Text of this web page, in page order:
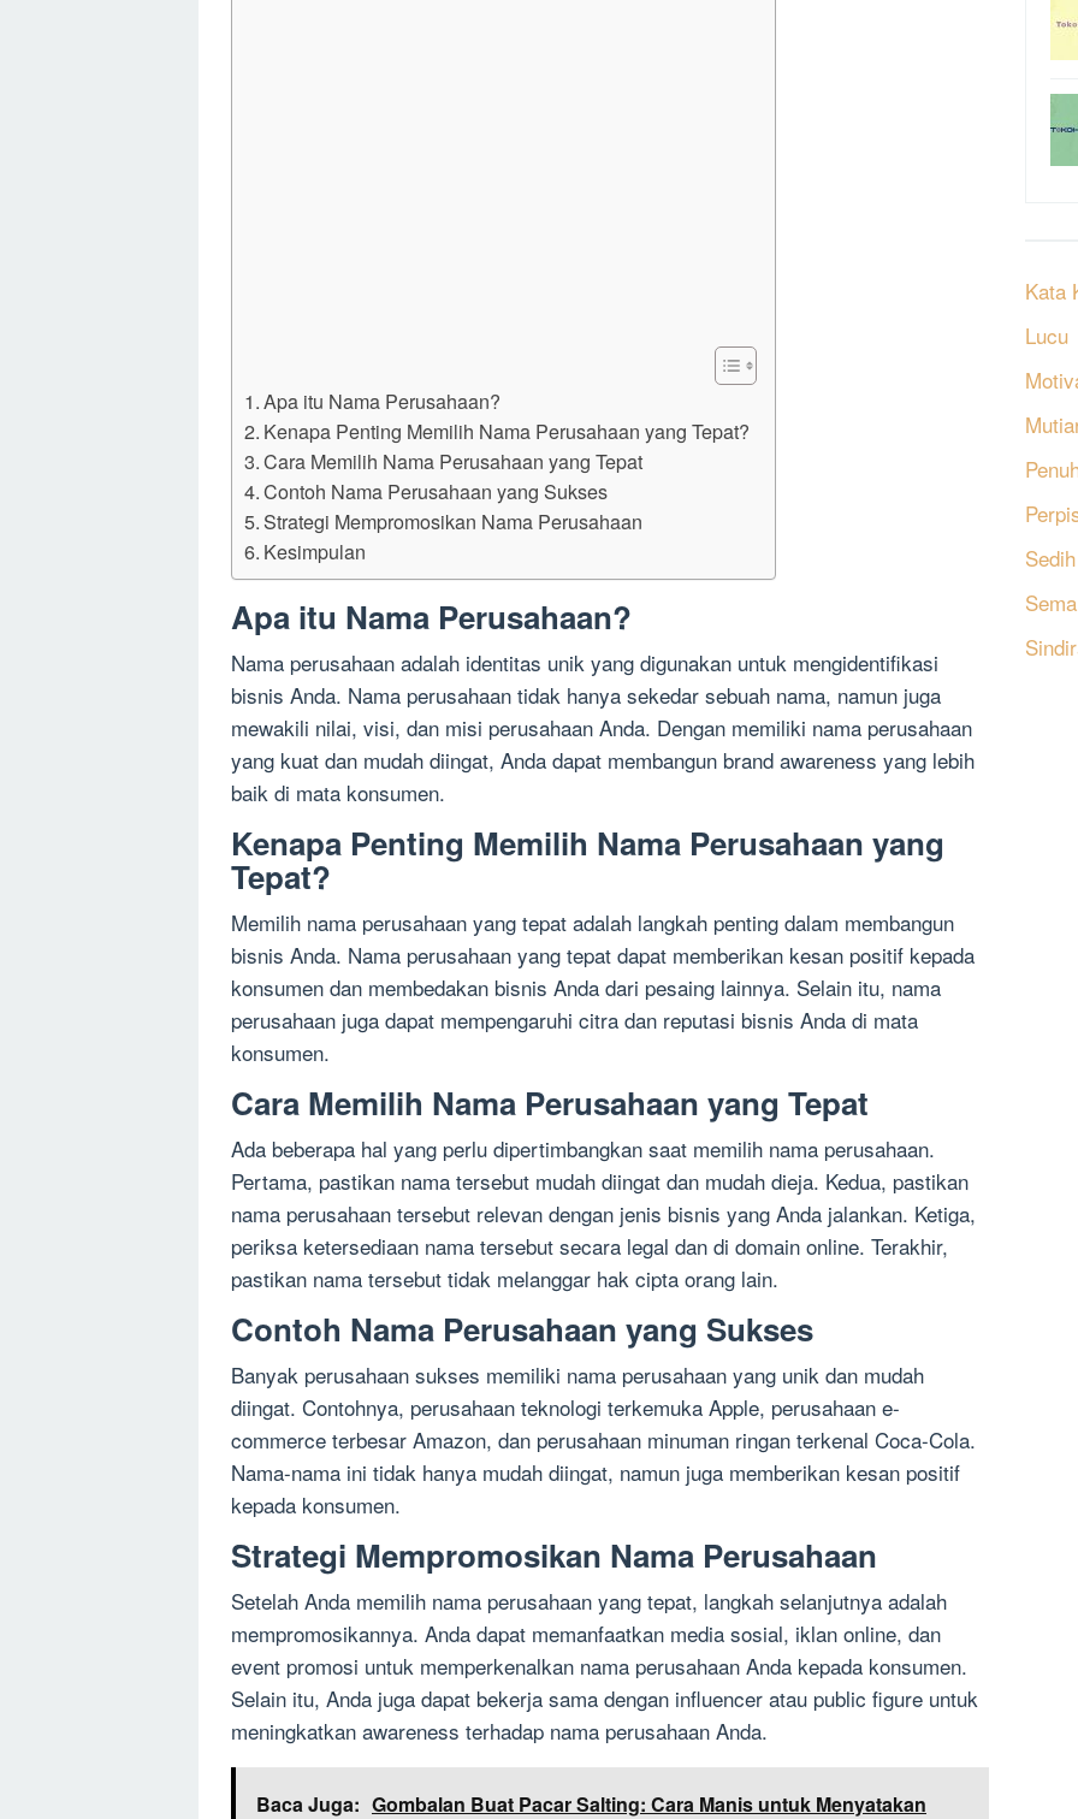
Apa itu Nama Perusahaan?
Kenapa Penting Memilih Nama Perusahaan yang Tepat?
Cara Memilih Nama Perusahaan yang Tepat
Contoh Nama Perusahaan yang Sukses
Strategi Mempromosikan Nama Perusahaan
Kesimpulan
Apa itu Nama Perusahaan?
Nama perusahaan adalah identitas unik yang digunakan untuk mengidentifikasi
bisnis Anda. Nama perusahaan tidak hanya sekedar sebuah nama, namun juga
mewakili nilai, visi, dan misi perusahaan Anda. Dengan memiliki nama perusahaan
yang kuat dan mudah diingat, Anda dapat membangun brand awareness yang lebih
baik di mata konsumen.
Kenapa Penting Memilih Nama Perusahaan yang
Tepat?
Memilih nama perusahaan yang tepat adalah langkah penting dalam membangun
bisnis Anda. Nama perusahaan yang tepat dapat memberikan kesan positif kepada
konsumen dan membedakan bisnis Anda dari pesaing lainnya. Selain itu, nama
perusahaan juga dapat mempengaruhi citra dan reputasi bisnis Anda di mata
konsumen.
Cara Memilih Nama Perusahaan yang Tepat
Ada beberapa hal yang perlu dipertimbangkan saat memilih nama perusahaan.
Pertama, pastikan nama tersebut mudah diingat dan mudah dieja. Kedua, pastikan
nama perusahaan tersebut relevan dengan jenis bisnis yang Anda jalankan. Ketiga,
periksa ketersediaan nama tersebut secara legal dan di domain online. Terakhir,
pastikan nama tersebut tidak melanggar hak cipta orang lain.
Contoh Nama Perusahaan yang Sukses
Banyak perusahaan sukses memiliki nama perusahaan yang unik dan mudah
diingat. Contohnya, perusahaan teknologi terkemuka Apple, perusahaan e-
commerce terbesar Amazon, dan perusahaan minuman ringan terkenal Coca-Cola.
Nama-nama ini tidak hanya mudah diingat, namun juga memberikan kesan positif
kepada konsumen.
Strategi Mempromosikan Nama Perusahaan
Setelah Anda memilih nama perusahaan yang tepat, langkah selanjutnya adalah
mempromosikannya. Anda dapat memanfaatkan media sosial, iklan online, dan
event promosi untuk memperkenalkan nama perusahaan Anda kepada konsumen.
Selain itu, Anda juga dapat bekerja sama dengan influencer atau public figure untuk
meningkatkan awareness terhadap nama perusahaan Anda.
Baca Juga: Gombalan Buat Pacar Salting: Cara Manis untuk Menyatakan
Kata
Lucu
Sedih